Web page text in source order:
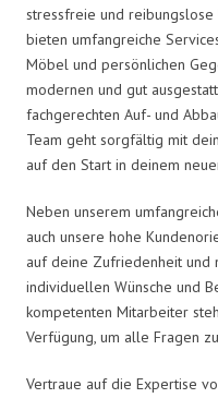
stressfreie und
bieten umfangreiche
Möbel und persönlichen
modernen und gut
fachgerechten Auf- und
Team geht sorgfältig mit
auf den Start in deinem
Neben unserem
auch unsere hohe
auf deine Zufriedenheit und
individuellen Wünsche und
kompetenten Mitarbeiter
Verfügung, um alle Fragen
Vertraue auf die Expertise